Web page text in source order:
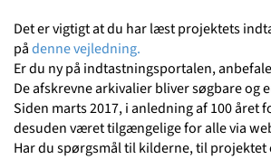
Det er vigtigt at du har læst projektets
pådenne vejledning.
Er du ny på indtastningsportalen,
De afskrevne arkivalier bliver søgbare
Siden marts 2017, i anledning af 100 året
desuden været tilgængelige for alle via
Har du spørgsmål til kilderne, til